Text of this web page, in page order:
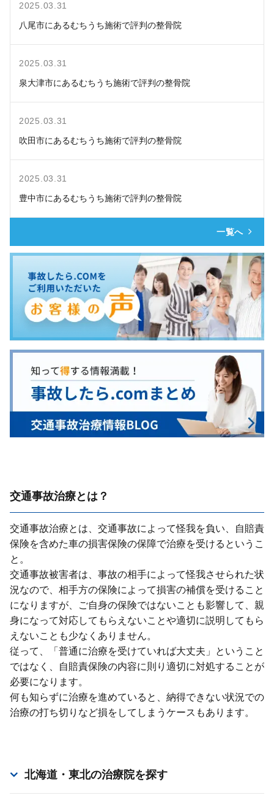
2025.03.31
八尾市にあるむちうち施術で評判の整骨院
2025.03.31
泉大津市にあるむちうち施術で評判の整骨院
2025.03.31
吹田市にあるむちうち施術で評判の整骨院
2025.03.31
豊中市にあるむちうち施術で評判の整骨院
一覧へ
交通事故治療とは？
交通事故治療とは、交通事故によって怪我を負い、⾃賠責
保険を含めた⾞の損害保険の保障で治療を受けるというこ
と。
交通事故被害者は、事故の相⼿によって怪我させられた状
況なので、相⼿⽅の保険によって損害の補償を受けること
になりますが、ご⾃⾝の保険ではないことも影響して、親
⾝になって対応してもらえないことや適切に説明してもら
えないことも少なくありません。
従って、「普通に治療を受けていれば⼤丈夫」ということ
ではなく、⾃賠責保険の内容に則り適切に対処することが
必要になります。
何も知らずに治療を進めていると、納得できない状況での
治療の打ち切りなど損をしてしまうケースもあります。
北海道・東北の治療院を探す